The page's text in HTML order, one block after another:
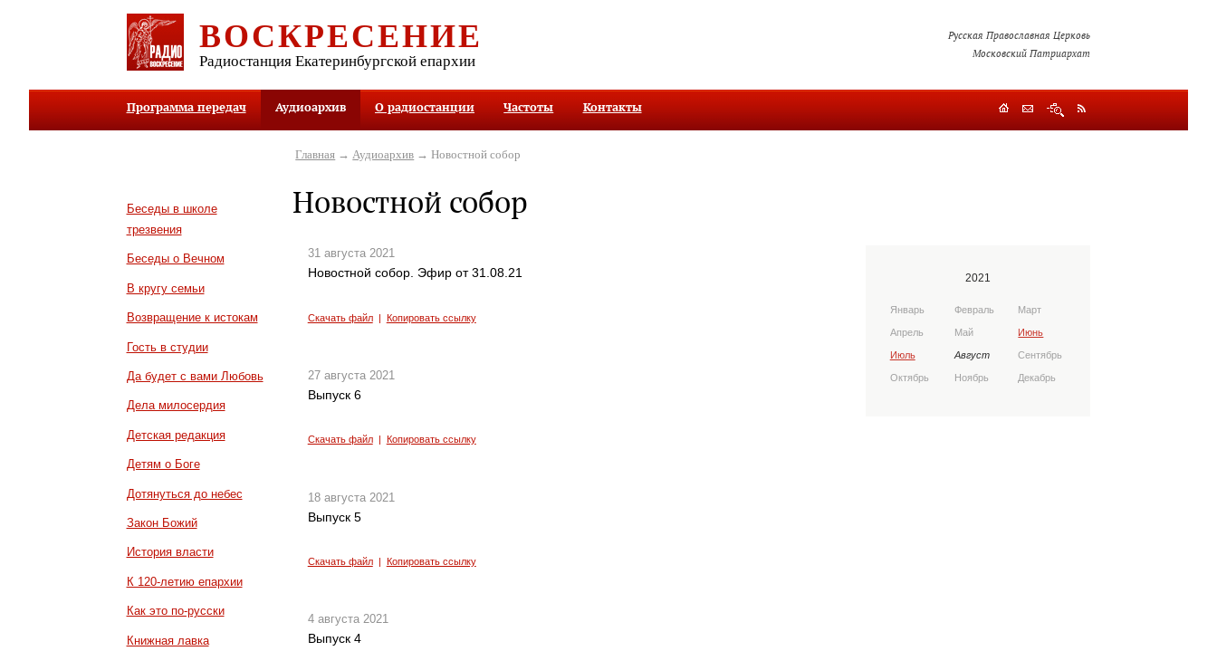
ВОСКРЕСЕНИЕ
Радиостанция Екатеринбургской епархии
Русская Православная Церковь
Московский Патриархат
Программа передач Аудиоархив О радиостанции Частоты Контакты
Беседы в школе
трезвения
Беседы о Вечном
В кругу семьи
Возвращение к истокам
Гость в студии
Да будет с вами Любовь
Дела милосердия
Детская редакция
Детям о Боге
Дотянуться до небес
Закон Божий
История власти
К 120-летию епархии
Как это по-русски
Книжная лавка
Главная → Аудиоархив → Новостной собор
Новостной собор
31 августа 2021
Новостной собор. Эфир от 31.08.21
Скачать файл| Копировать ссылку
27 августа 2021
Выпуск 6
Скачать файл| Копировать ссылку
18 августа 2021
Выпуск 5
Скачать файл| Копировать ссылку
4 августа 2021
Выпуск 4
2021
Январь Февраль Март
Апрель Май Июнь
Июль Август Сентябрь
Октябрь Ноябрь Декабрь